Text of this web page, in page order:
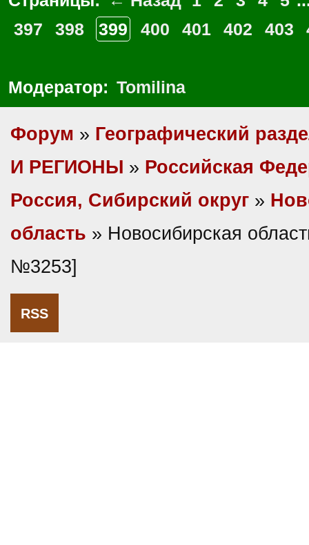
397
398 399 400 401 402 403
Модератор: Tomilina
Форум » Географический
И РЕГИОНЫ » Российская
Россия, Сибирский округ »
область » Новосибирская
№3253]
RSS